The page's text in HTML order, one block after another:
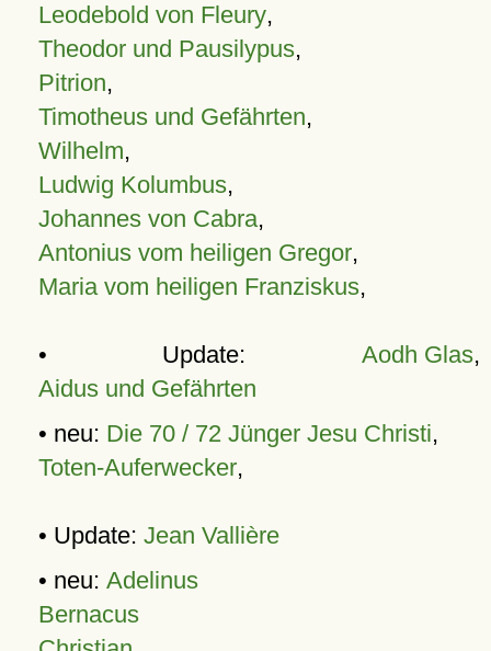
Leodebold von Fleury,
Theodor und Pausilypus,
Pitrion,
Timotheus und Gefährten,
Wilhelm,
Ludwig Kolumbus,
Johannes von Cabra,
Antonius vom heiligen Gregor,
Maria vom heiligen Franziskus,
• Update: Aodh Glas,
Aidus und Gefährten
• neu: Die 70 / 72 Jünger Jesu Christi,
Toten-Auferwecker,
• Update: Jean Vallière
• neu: Adelinus
Bernacus